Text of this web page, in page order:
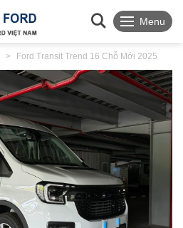
Menu
Ford Transit Trend 16 Chỗ Mới 2025